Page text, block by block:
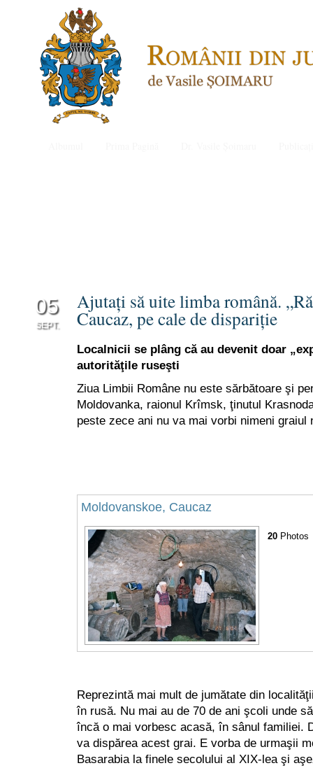
05
SEPT.
Ajutați să uite limba română.
Caucaz, pe cale de dispariţie
Localnicii se plâng că au devenit doar
autorităţile ruseşti
Ziua Limbii Române nu este sărbătoare şi
Moldovanka, raionul Krîmsk, ţinutul
peste zece ani nu va mai vorbi nimeni graiul
Moldovanskoe, Caucaz
20 Photos
Reprezintă mai mult de jumătate din
în rusă. Nu mai au de 70 de ani şcoli unde
încă o mai vorbesc acasă, în sânul familiei.
va dispărea acest grai. E vorba de urmaşii
Basarabia la finele secolului al XIX-lea şi